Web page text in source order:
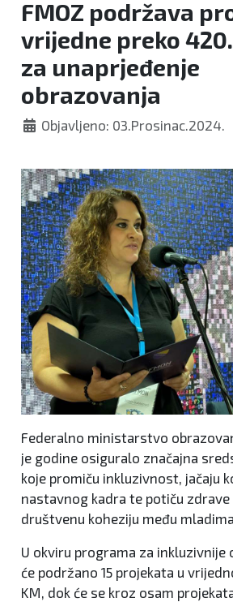
znanosti
FMOZ podržava
vrijedne preko
za unaprjeđenje
obrazovanja
Objavljeno: 03.Prosinac.2024.
Federalno ministarstvo
je godine osiguralo značajna
koje promiču inkluzivnost, jačaju
nastavnog kadra te potiču
društvenu koheziju među
U okviru programa za inkluzivnije
će podržano 15 projekata u
KM, dok će se kroz osam